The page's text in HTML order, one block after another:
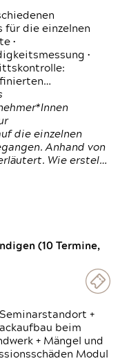
für die einzelnen
•
•
die einzelnen
Anhand von
Wie erstel…
(10 Termine,
+
beim
+ Mängel und
Modul